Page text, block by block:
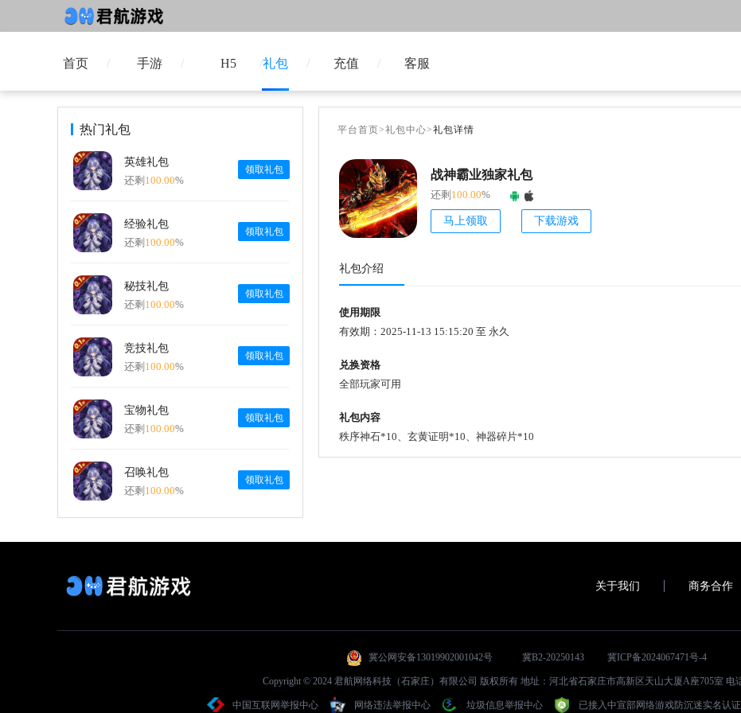
首页 手游 H5 礼包 充值 客服
热门礼包
英雄礼包
还剩 100.00%
领取礼包
经验礼包
还剩 100.00%
领取礼包
秘技礼包
还剩 100.00%
领取礼包
竞技礼包
还剩 100.00%
领取礼包
宝物礼包
还剩 100.00%
领取礼包
召唤礼包
还剩 100.00%
领取礼包
平台首页>礼包中心>礼包详情
战神霸业独家礼包
还剩 100.00%
马上领取 下载游戏
礼包介绍
使用期限
有效期：2025-11-13 15:15:20 至 永久
兑换资格
全部玩家可用
礼包内容
秩序神石*10、玄黄证明*10、神器碎片*10
关于我们 商务合作
冀公网安备13019902001042号 冀B2-20250143 冀ICP备2024067471号-4
Copyright © 2024 君航网络科技（石家庄）有限公司 版权所有 地址：河北省石家庄市高新区天山大厦A座705室 电
中国互联网举报中心 网络违法举报中心 垃圾信息举报中心 已接入中宣部网络游戏防沉迷实名认